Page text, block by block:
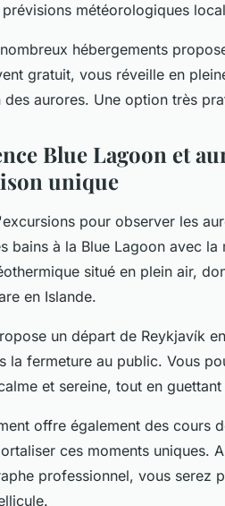
météorologiques
hébergements
gratuit, vous réveille en
aurores. Une option très
Blue Lagoon et
unique
excursions pour observer les
bains à la Blue Lagoon avec
situé en plein air,
en Islande.
un départ de Reykjavík
la fermeture au public. Vous
et sereine, tout en
offre également des cours
ces moments uniques.
professionnel, vous serez